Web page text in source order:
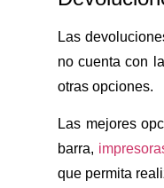
Las
no cuenta con
otras opciones.
Las mejores
barra,
que permita